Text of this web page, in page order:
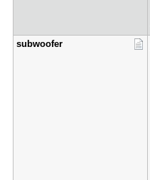
subwoofer